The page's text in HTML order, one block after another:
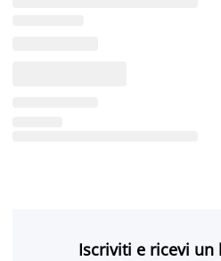
Iscriviti e ricevi un